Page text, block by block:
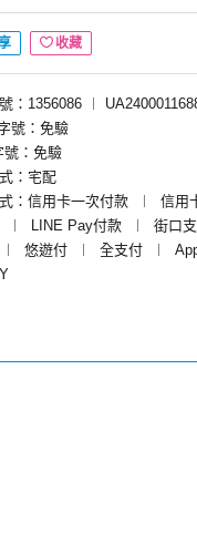
收藏
：1356086 ︱
號：免驗
號：免驗
：宅配
：信用卡一次付款
︱ 信用
︱ LINE Pay付款 ︱ 街口
︱ 悠遊付 ︱ 全支付 ︱